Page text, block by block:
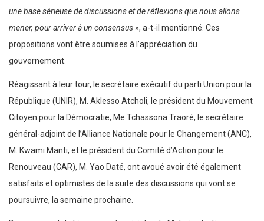
une base sérieuse de discussions et de réflexions que nous allons
mener, pour arriver à un consensus », a-t-il mentionné. Ces
propositions vont être soumises à l’appréciation du
gouvernement.
Réagissant à leur tour, le secrétaire exécutif du parti Union pour la
République (UNIR), M. Aklesso Atcholi, le président du Mouvement
Citoyen pour la Démocratie, Me Tchassona Traoré, le secrétaire
général-adjoint de l’Alliance Nationale pour le Changement (ANC),
M. Kwami Manti, et le président du Comité d’Action pour le
Renouveau (CAR), M. Yao Daté, ont avoué avoir été également
satisfaits et optimistes de la suite des discussions qui vont se
poursuivre, la semaine prochaine.